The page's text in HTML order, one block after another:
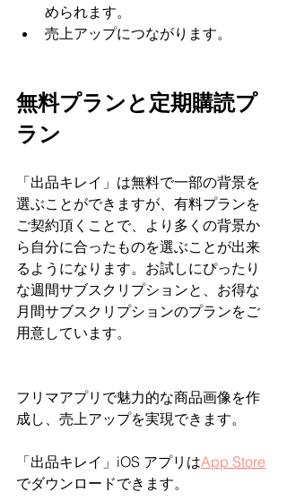
められます。
売上アップにつながります。
無料プランと定期購読プ
ラン
「出品キレイ」は無料で一部の背景を
選ぶことができますが、有料プランを
ご契約頂くことで、より多くの背景か
ら自分に合ったものを選ぶことが出来
るようになります。お試しにぴったり
な週間サブスクリプションと、お得な
月間サブスクリプションのプランをご
用意しています。
フリマアプリで魅力的な商品画像を作
成し、売上アップを実現できます。
「出品キレイ」iOS アプリはApp Store
でダウンロードできます。